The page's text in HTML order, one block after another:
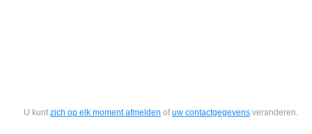
U kunt zich op elk moment afmelden ofuw contactgegevens veranderen.